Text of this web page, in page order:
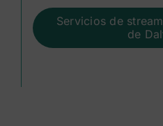
Servicios de
de